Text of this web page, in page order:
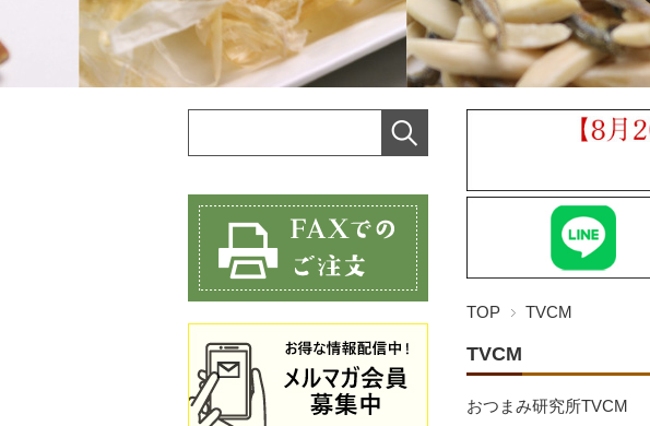
TOP TVCM
TVCM
おつまみ研究所TVCM